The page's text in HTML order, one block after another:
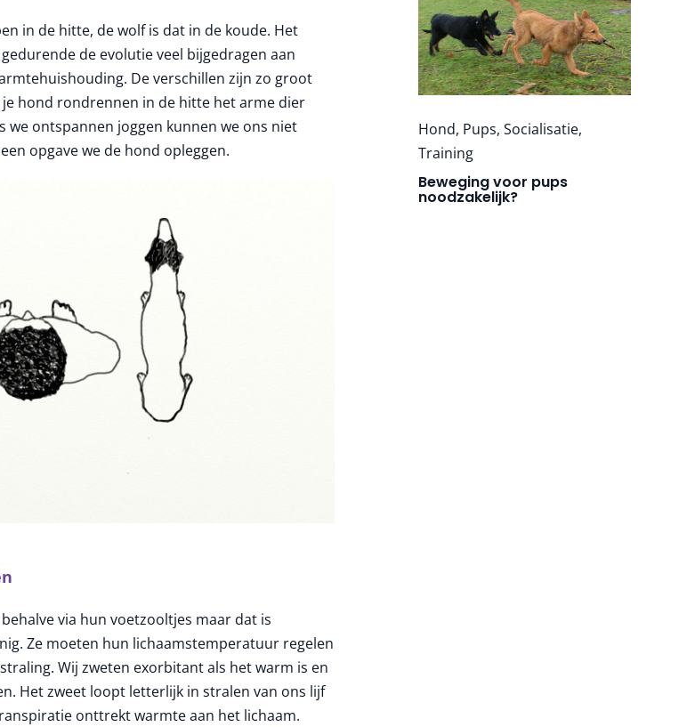
in de hitte, de wolf is dat in de koude. Het
de evolutie veel bijgedragen aan
De verschillen zijn zo groot
hond rondrennen in de hitte het arme dier
we ontspannen joggen kunnen we ons niet
opgave we de hond opleggen.
via hun voetzooltjes maar dat is
Ze moeten hun lichaamstemperatuur regelen
Wij zweten exorbitant als het warm is en
Het zweet loopt letterlijk in stralen van ons lijf
onttrekt warmte aan het lichaam.
Hond, Pups, Socialisatie,
Training
Beweging voor pups
noodzakelijk?